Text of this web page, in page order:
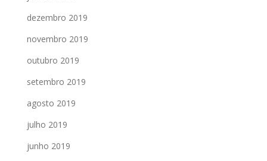
dezembro 2019
novembro 2019
outubro 2019
setembro 2019
agosto 2019
julho 2019
junho 2019